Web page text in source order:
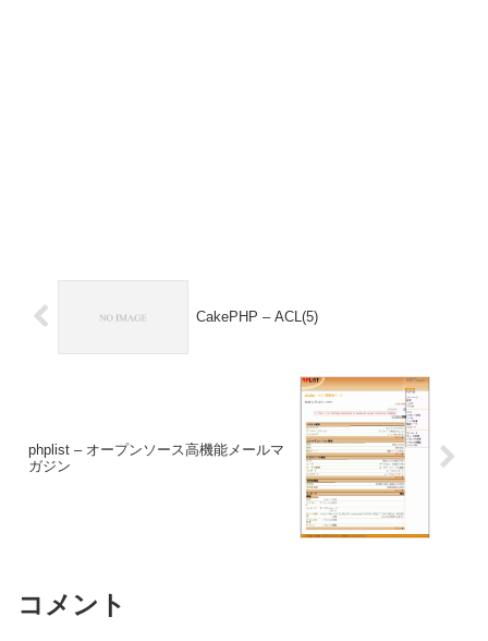
CakePHP – ACL(5)
phplist – オープンソース高機能メールマ
ガジン
コメント